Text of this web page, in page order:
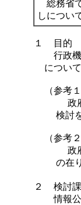
総務省
しについ
１
目的
行政機
につい
（参考
政
検討
（参考
政
の在
２
検討
情報公